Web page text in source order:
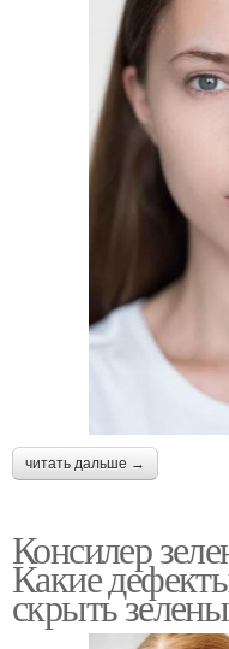
читать дальше →
Консилер
Какие
скрыть